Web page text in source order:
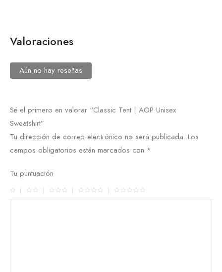
Valoraciones
Aún no hay reseñas
Sé el primero en valorar “Classic Tent | AOP Unisex
Sweatshirt”
Tu dirección de correo electrónico no será publicada. Los
campos obligatorios están marcados con *
Tu puntuación